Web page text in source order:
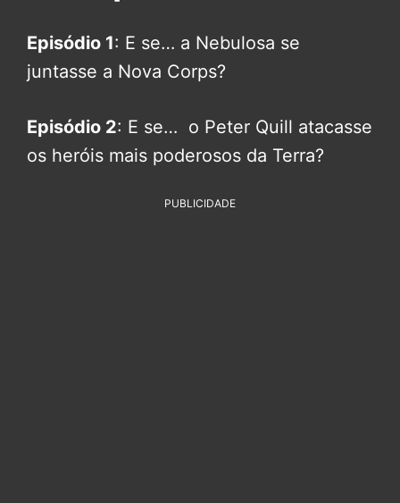
Episódio 1: E se… a Nebulosa se
juntasse a Nova Corps?
Episódio 2: E se… o Peter Quill atacasse
os heróis mais poderosos da Terra?
PUBLICIDADE